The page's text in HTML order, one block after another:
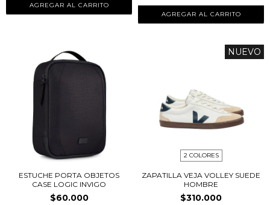
AGREGAR AL CARRITO
AGREGAR AL CARRITO
ESTUCHE PORTA OBJETOS
CASE LOGIC INVIGO
$60.000
NUEVO
2 COLORES
ZAPATILLA VEJA VOLLEY SUEDE
HOMBRE
$310.000